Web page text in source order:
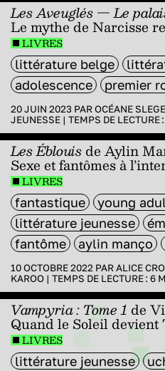
Les Aveuglés — Le
Le mythe de Narcisse
LIVRES
littérature belge
adolescence
premier
20 JUIN 2023 PAROCÉANE
JEUNESSE | TEMPS DE LECTURE :
Les Éblouisde Aylin
Sexe et fantômes à
LIVRES
fantastique young
littérature jeunesse
fantôme
aylin manço
10 OCTOBRE 2022 PARALICE
KAROO | TEMPS DE LECTURE : 6
Vampyria : Tome 1 de
Quand le Soleil devient
LIVRES
littérature jeunesse